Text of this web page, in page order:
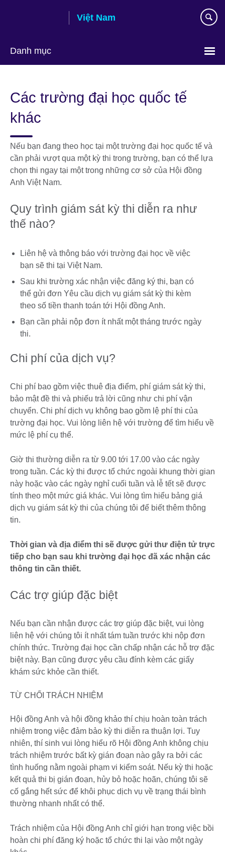
Việt Nam
Danh mục
language
Các trường đại học quốc tế
khác
Nếu bạn đang theo học tại một trường đại học quốc tế và
cần phải vượt qua một kỳ thi trong trường, bạn có thể lựa
chọn thi ngay tại một trong những cơ sở của Hội đồng
Anh Việt Nam.
Quy trình giám sát kỳ thi diễn ra như
thế nào?
Liên hệ và thông báo với trường đại học về việc
bạn sẽ thi tại Việt Nam.
Sau khi trường xác nhận việc đăng ký thi, bạn có
thể gửi đơn Yêu cầu dịch vụ giám sát kỳ thi kèm
theo số tiền thanh toán tới Hội đồng Anh.
Bạn cần phải nộp đơn ít nhất một tháng trước ngày
thi.
Chi phí của dịch vụ?
Chi phí bao gồm việc thuê địa điểm, phí giám sát kỳ thi,
bảo mật đề thi và phiếu trả lời cũng như chi phí vận
chuyển. Chi phí dịch vụ không bao gồm lệ phí thi của
trường đại học. Vui lòng liên hệ với trường để tìm hiểu về
mức lệ phí cụ thể.
Giờ thi thường diễn ra từ 9.00 tới 17.00 vào các ngày
trong tuần. Các kỳ thi được tổ chức ngoài khung thời gian
này hoặc vào các ngày nghỉ cuối tuần và lễ tết sẽ được
tính theo một mức giá khác. Vui lòng tìm hiểu bảng giá
dịch vụ giám sát kỳ thi của chúng tôi để biết thêm thông
tin.
Thời gian và địa điểm thi sẽ được gửi thư điện tử trực
tiếp cho bạn sau khi trường đại học đã xác nhận các
thông tin cần thiết.
Các trợ giúp đặc biệt
Nếu bạn cần nhận được các trợ giúp đặc biệt, vui lòng
liên hệ với chúng tôi ít nhất tám tuần trước khi nộp đơn
chính thức. Trường đại học cần chấp nhận các hỗ trợ đặc
biệt này. Bạn cũng được yêu cầu đính kèm các giấy
khám sức khỏe cần thiết.
TỪ CHỐI TRÁCH NHIỆM
Hội đồng Anh và hội đồng khảo thí chịu hoàn toàn trách
nhiệm trong việc đảm bảo kỳ thi diễn ra thuận lợi. Tuy
nhiên, thí sinh vui lòng hiểu rõ Hội đồng Anh không chịu
trách nhiệm trước bất kỳ gián đoạn nào gây ra bởi các
tình huống nằm ngoài phạm vi kiểm soát. Nếu kỳ thi hoặc
kết quả thi bị gián đoạn, hủy bỏ hoặc hoãn, chúng tôi sẽ
cố gắng hết sức để khôi phục dịch vụ về trạng thái bình
thường nhanh nhất có thể.
Trách nhiệm của Hội đồng Anh chỉ giới hạn trong việc bồi
hoàn chi phí đăng ký hoặc tổ chức thi lại vào một ngày